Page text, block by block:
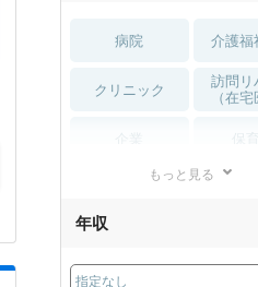
病院 介護福
クリニック
訪問リ
（在宅
薬局・
もっと見る
年収